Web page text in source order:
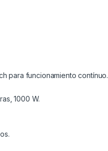
para funcionamiento contínuo.
1000 W.